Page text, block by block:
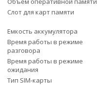
Слот для карт памяти
Емкость аккумулятора
Время работы в режиме
разговора
Время работы в режиме
ожидания
Тип SIM-карты